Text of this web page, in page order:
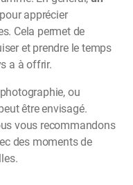
apprécier
Cela permet de
et prendre le temps
a à offrir.
ou
être envisagé.
vous recommandons
des moments de